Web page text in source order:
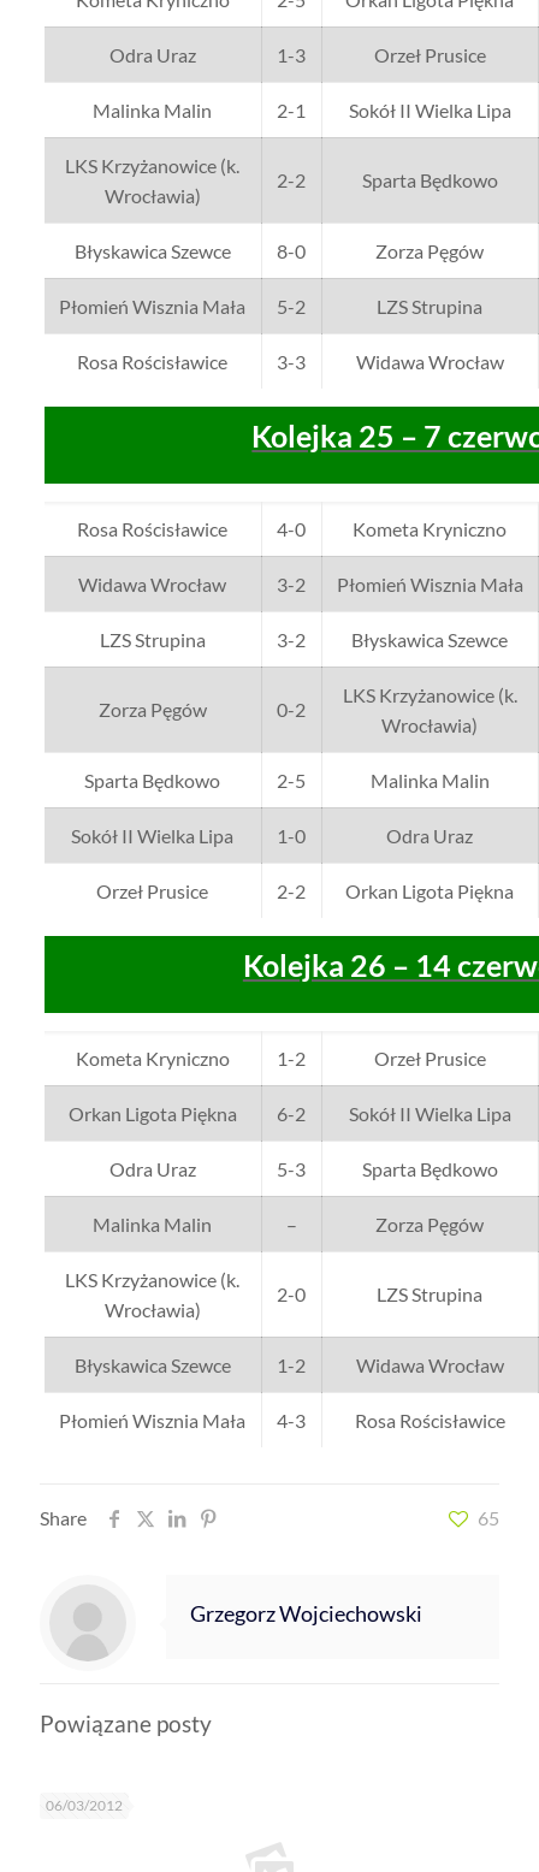
Odra Uraz 1-3 Orzeł Prusice
Malinka Malin 2-1 Sokół II Wielka Lipa
LKS Krzyżanowice (k.
Wrocławia)
2-2 Sparta Będkowo
Błyskawica Szewce 8-0 Zorza Pęgów
Płomień Wisznia Mała 5-2 LZS Strupina
Rosa Rościsławice 3-3 Widawa Wrocław
Kolejka 25 – 7
Rosa Rościsławice 4-0 Kometa Kryniczno
Widawa Wrocław 3-2 Płomień Wisznia Mała
LZS Strupina 3-2 Błyskawica Szewce
Zorza Pęgów 0-2
LKS Krzyżanowice (k.
Wrocławia)
Sparta Będkowo 2-5 Malinka Malin
Sokół II Wielka Lipa 1-0 Odra Uraz
Orzeł Prusice 2-2 Orkan Ligota Piękna
Kolejka 26 – 14
Kometa Kryniczno 1-2 Orzeł Prusice
Orkan Ligota Piękna 6-2 Sokół II Wielka Lipa
Odra Uraz 5-3 Sparta Będkowo
Malinka Malin – Zorza Pęgów
LKS Krzyżanowice (k.
Wrocławia)
2-0 LZS Strupina
Błyskawica Szewce 1-2 Widawa Wrocław
Płomień Wisznia Mała 4-3 Rosa Rościsławice
Share 65
Grzegorz Wojciechowski
Powiązane posty
06/03/2012